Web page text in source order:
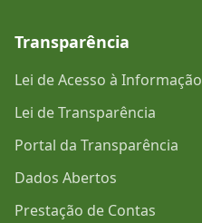
Transparência
Lei de Acesso à Informação
Lei de Transparência
Portal da Transparência
Dados Abertos
Prestação de Contas